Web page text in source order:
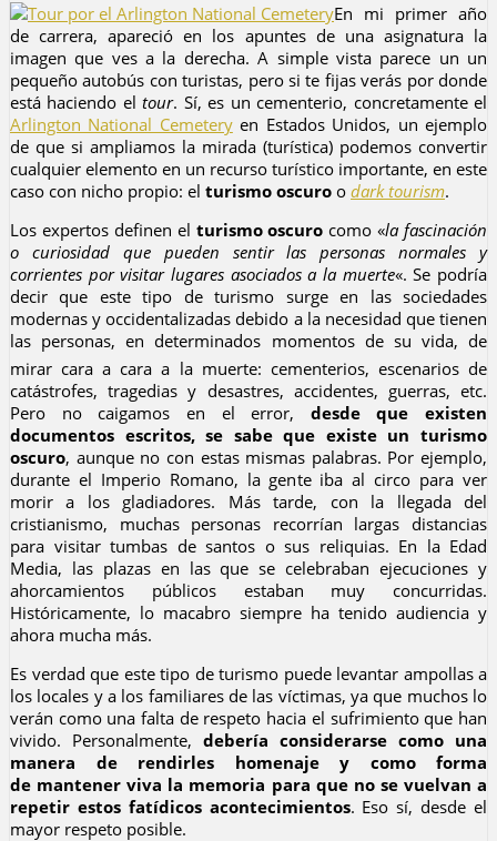
En mi primer año
de carrera, apareció en los apuntes de una asignatura la
imagen que ves a la derecha. A simple vista parece un un
pequeño autobús con turistas, pero si te fijas verás por donde
está haciendo eltour. Sí, es un cementerio, concretamente el
Arlington National Cemeteryen Estados Unidos, un ejemplo
de que si ampliamos la mirada (turística) podemos convertir
cualquier elemento en un recurso turístico importante, en este
caso con nicho propio: el turismo oscuro o dark tourism.
Los expertos definen el turismo oscuro como «la fascinación
o curiosidad que pueden sentir las personas normales y
corrientes por visitar lugares asociados a la muerte«. Se podría
decir que este tipo de turismo surge en las sociedades
modernas y occidentalizadas debido a la necesidad que tienen
las personas, en determinados momentos de su vida, de
mirar cara a cara a la muerte: cementerios, escenarios de
catástrofes, tragedias y desastres, accidentes, guerras, etc.
Pero no caigamos en el error, desde que existen
documentos escritos, se sabe que existe un turismo
oscuro, aunque no con estas mismas palabras. Por ejemplo,
durante el Imperio Romano, la gente iba al circo para ver
morir a los gladiadores. Más tarde, con la llegada del
cristianismo, muchas personas recorrían largas distancias
para visitar tumbas de santos o sus reliquias. En la Edad
Media, las plazas en las que se celebraban ejecuciones y
ahorcamientos públicos estaban muy concurridas.
Históricamente, lo macabro siempre ha tenido audiencia y
ahora mucha más.
Es verdad que este tipo de turismo puede levantar ampollas a
los locales y a los familiares de las víctimas, ya que muchos lo
verán como una falta de respeto hacia el sufrimiento que han
vivido. Personalmente, debería considerarse como una
manera de rendirles homenaje y como forma
de mantener viva la memoria para que no se vuelvan a
repetir estos fatídicos acontecimientos. Eso sí, desde el
mayor respeto posible.